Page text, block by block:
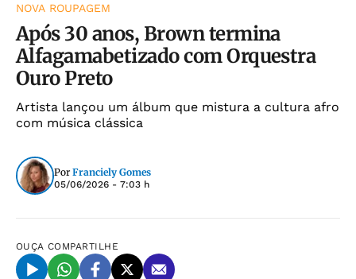
NOVA ROUPAGEM
Após 30 anos, Brown termina
Alfagamabetizado com Orquestra
Ouro Preto
Artista lançou um álbum que mistura a cultura afro
com música clássica
Por Franciely Gomes
05/06/2026 - 7:03 h
OUÇA COMPARTILHE